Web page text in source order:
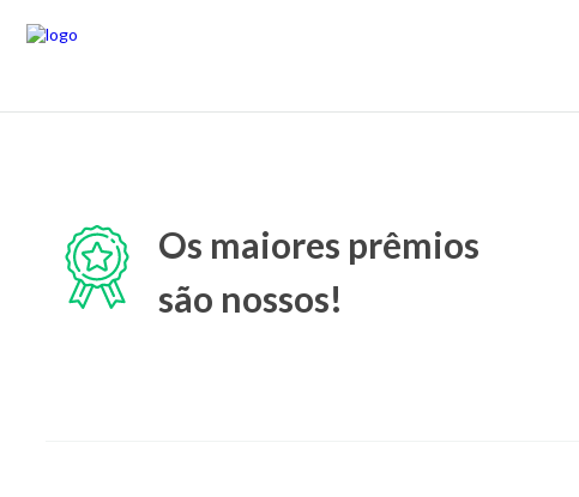
Os maiores prêmios
são nossos!